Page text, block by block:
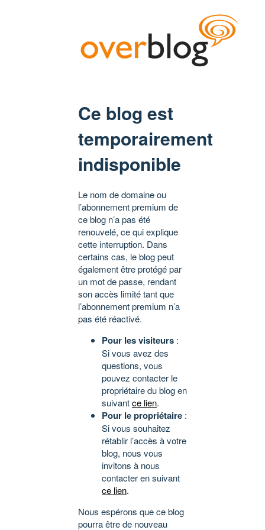
Ce blog est
temporairement
indisponible
Le nom de domaine ou
l’abonnement premium de
ce blog n’a pas été
renouvelé, ce qui explique
cette interruption. Dans
certains cas, le blog peut
également être protégé par
un mot de passe, rendant
son accès limité tant que
l’abonnement premium n’a
pas été réactivé.
Pour les visiteurs :
Si vous avez des
questions, vous
pouvez contacter le
propriétaire du blog en
suivantce lien.
Pour le propriétaire :
Si vous souhaitez
rétablir l’accès à votre
blog, nous vous
invitons à nous
contacter en suivant
ce lien.
Nous espérons que ce blog
pourra être de nouveau